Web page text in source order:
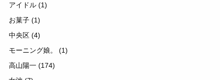
アイドル (1)
お菓子 (1)
中央区 (4)
モーニング娘。 (1)
高山陽一 (174)